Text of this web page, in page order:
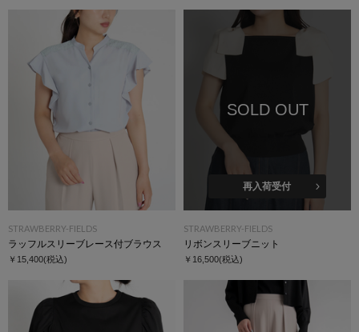
STRAWBERRY-FIELDS
ラッフルスリーブレース付ブラウス
￥15,400(税込)
SOLD OUT
再入荷受付
STRAWBERRY-FIELDS
リボンスリーブニット
￥16,500(税込)